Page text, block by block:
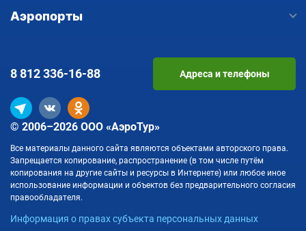
Аэропорты
© 2006–2026 ООО «АэроТур»
Все материалы данного сайта являются объектами авторского права.
Запрещается копирование, распространение (в том числе путём
копирования на другие сайты и ресурсы в Интернете) или любое иное
использование информации и объектов без предварительного согласия
правообладателя.
Информация о правах субъекта персональных данных
8 812336-16-88 Адреса и телефоны